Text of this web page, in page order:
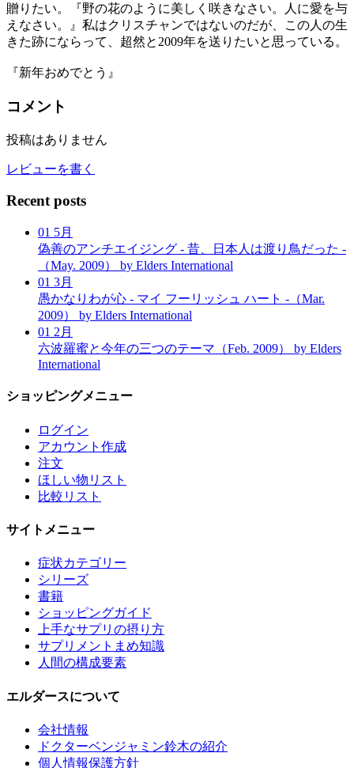
贈りたい。『野の花のように美しく咲きなさい。人に愛を与
えなさい。』私はクリスチャンではないのだが、この人の生
きた跡にならって、超然と2009年を送りたいと思っている。
『新年おめでとう』
コメント
投稿はありません
レビューを書く
Recent posts
01 5月
偽善のアンチエイジング - 昔、日本人は渡り鳥だった -
（May. 2009）
by Elders International
01 3月
愚かなりわが心 - マイ フーリッシュ ハート -（Mar.
2009）
by Elders International
01 2月
六波羅蜜と今年の三つのテーマ（Feb. 2009）
by Elders
International
ショッピングメニュー
ログイン
アカウント作成
注文
ほしい物リスト
比較リスト
サイトメニュー
症状カテゴリー
シリーズ
書籍
ショッピングガイド
上手なサプリの摂り方
サプリメントまめ知識
人間の構成要素
エルダースについて
会社情報
ドクターベンジャミン鈴木の紹介
個人情報保護方針